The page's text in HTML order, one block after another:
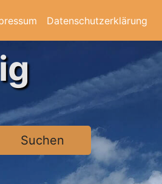
Datenschutzerklärung
Suchen